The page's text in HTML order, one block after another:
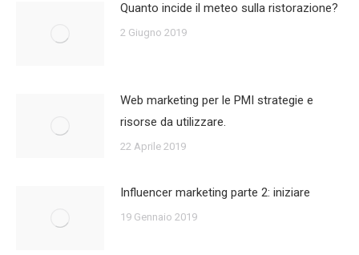
Quanto incide il meteo sulla ristorazione?
2 Giugno 2019
Web marketing per le PMI strategie e
risorse da utilizzare.
22 Aprile 2019
Influencer marketing parte 2: iniziare
19 Gennaio 2019